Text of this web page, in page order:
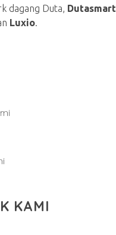
dagang Duta, Dutasmart
Luxio.
KAMI